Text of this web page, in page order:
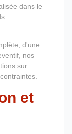
dans le
d'une
nos
sur
et